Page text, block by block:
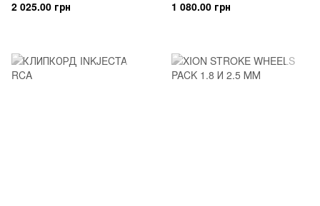
2 025.00 грн 1 080.00 грн